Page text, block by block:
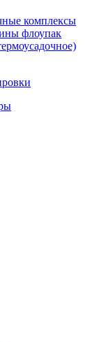
комплексы
флоупак